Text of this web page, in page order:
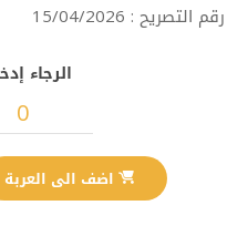
رقم التصريح : 15/04/2026
الرجاء